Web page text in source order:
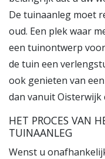
De tuinaanleg moet
oud. Een plek waar
een tuinontwerp
de tuin een
ook genieten van
dan vanuit Oisterwijk
HET PROCES VAN
TUINAANLEG
Wenst u